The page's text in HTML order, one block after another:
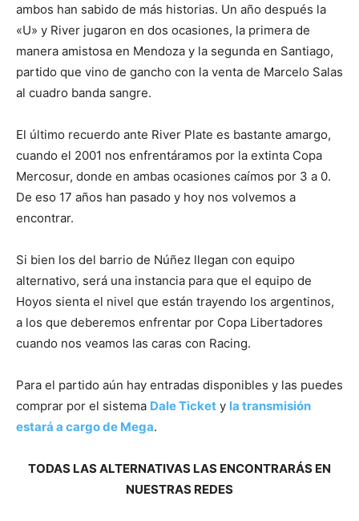
ambos han sabido de más historias. Un año después la
«U» y River jugaron en dos ocasiones, la primera de
manera amistosa en Mendoza y la segunda en Santiago,
partido que vino de gancho con la venta de Marcelo Salas
al cuadro banda sangre.
El último recuerdo ante River Plate es bastante amargo,
cuando el 2001 nos enfrentáramos por la extinta Copa
Mercosur, donde en ambas ocasiones caímos por 3 a 0.
De eso 17 años han pasado y hoy nos volvemos a
encontrar.
Si bien los del barrio de Núñez llegan con equipo
alternativo, será una instancia para que el equipo de
Hoyos sienta el nivel que están trayendo los argentinos,
a los que deberemos enfrentar por Copa Libertadores
cuando nos veamos las caras con Racing.
Para el partido aún hay entradas disponibles y las puedes
comprar por el sistema Dale Ticket y la transmisión
estará a cargo de Mega.
TODAS LAS ALTERNATIVAS LAS ENCONTRARÁS EN
NUESTRAS REDES